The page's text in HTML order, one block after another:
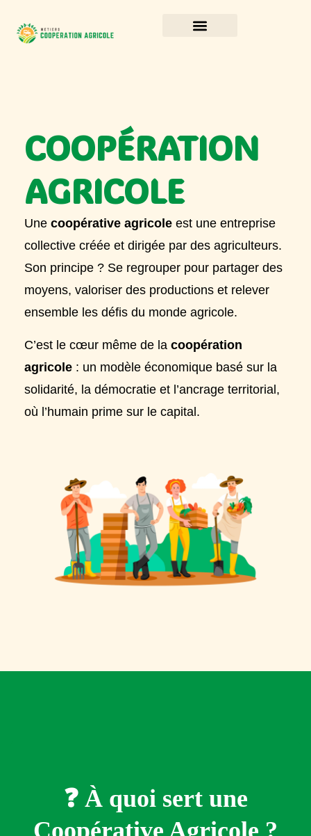
COOPÉRATION
AGRICOLE
Une coopérative agricole est une entreprise
collective créée et dirigée par des agriculteurs.
Son principe ? Se regrouper pour partager des
moyens, valoriser des productions et relever
ensemble les défis du monde agricole.
C’est le cœur même de la coopération
agricole : un modèle économique basé sur la
solidarité, la démocratie et l’ancrage territorial,
où l’humain prime sur le capital.
❓ À quoi sert une
Coopérative Agricole ?